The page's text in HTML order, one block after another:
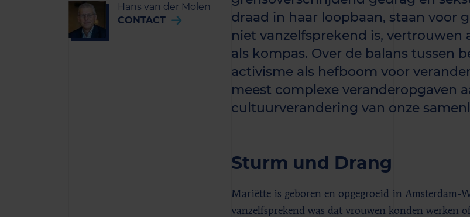
Hans van der Molen
CONTACT
draad in haar loopbaan, staan voor
niet vanzelfsprekend is, vertrouwen
als kompas. Over de balans tussen
activisme als hefboom voor
meest complexe veranderopgaven
cultuurverandering van onze
Sturm und Drang
Mariëtte is geboren en opgegroeid in Amsterdam-
vanzelfsprekend was dat vrouwen konden werken